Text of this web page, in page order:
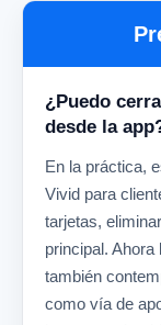
¿Puedo
desde la
En la práctica,
Vivid para
tarjetas,
principal.
también
como vía de